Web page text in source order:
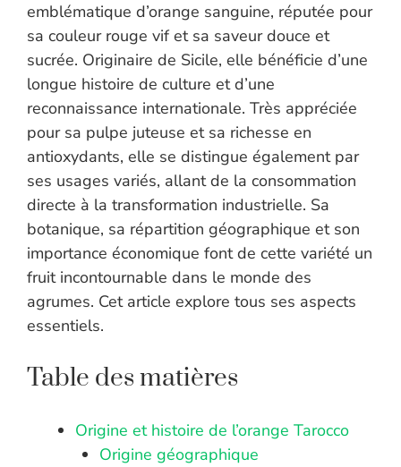
emblématique d’orange sanguine, réputée pour
sa couleur rouge vif et sa saveur douce et
sucrée. Originaire de Sicile, elle bénéficie d’une
longue histoire de culture et d’une
reconnaissance internationale. Très appréciée
pour sa pulpe juteuse et sa richesse en
antioxydants, elle se distingue également par
ses usages variés, allant de la consommation
directe à la transformation industrielle. Sa
botanique, sa répartition géographique et son
importance économique font de cette variété un
fruit incontournable dans le monde des
agrumes. Cet article explore tous ses aspects
essentiels.
Table des matières
Origine et histoire de l’orange Tarocco
Origine géographique